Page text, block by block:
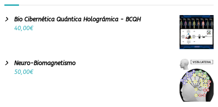
Bio Cibernética Quántica Holográmica - BCQH
40,00€
Neuro-Biomagnetismo
50,00€